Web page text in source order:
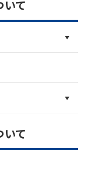
いて
いて